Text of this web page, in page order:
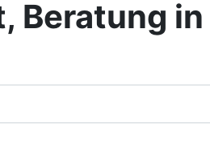
Beratung